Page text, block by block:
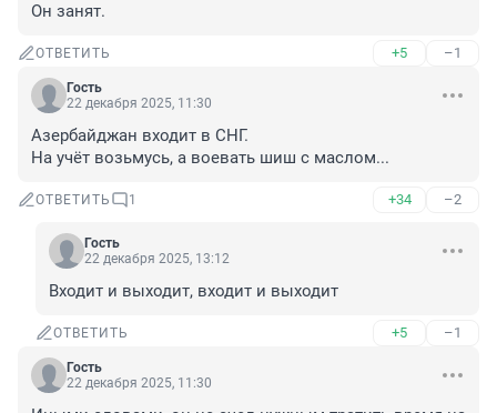
Он занят.
ОТВЕТИТЬ +5 –1
Гость
22 декабря 2025, 11:30
Азербайджан входит в СНГ.
На учёт возьмусь, а воевать шиш с маслом...
ОТВЕТИТЬ 1 +34 –2
Гость
22 декабря 2025, 13:12
Входит и выходит, входит и выходит
ОТВЕТИТЬ +5 –1
Гость
22 декабря 2025, 11:30